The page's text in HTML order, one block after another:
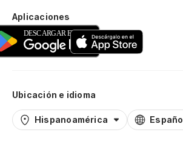
Aplicaciones
Ubicación e idioma
Hispanoamérica